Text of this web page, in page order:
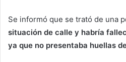
Se informó que se trató de una
situación de calle y habría
ya que no presentaba huellas